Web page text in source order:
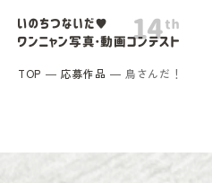
TOP 応募作品 鳥さんだ！